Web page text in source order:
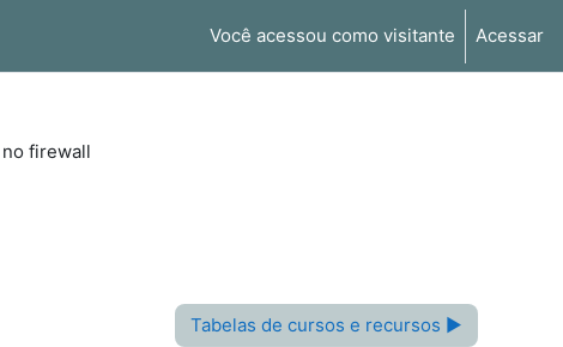
Você acessou como visitante Acessar
firewall
Tabelas de cursos e recursos ▶︎